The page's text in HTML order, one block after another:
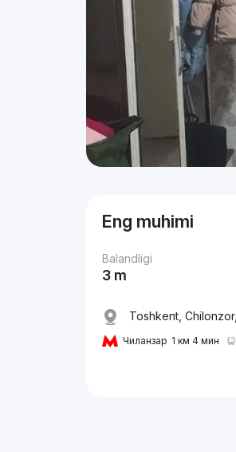
Eng muhimi
Balandligi
3 m
Toshkent, Chilonzor,
Чиланзар 1 км 4 мин